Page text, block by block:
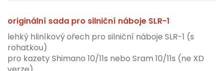
originální sada pro silniční náboje SLR-1
lehký hliníkový ořech pro silniční náboje SLR-1 (s
rohatkou)
pro kazety Shimano 10/11s nebo Sram 10/11s (ne XD